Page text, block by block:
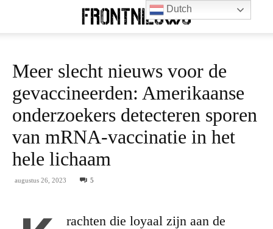
Meer slecht nieuws voor de
gevaccineerden: Amerikaanse
onderzoekers detecteren sporen
van mRNA-vaccinatie in het
hele lichaam
augustus 26, 2023 5
rachten die loyaal zijn aan de
Dutch